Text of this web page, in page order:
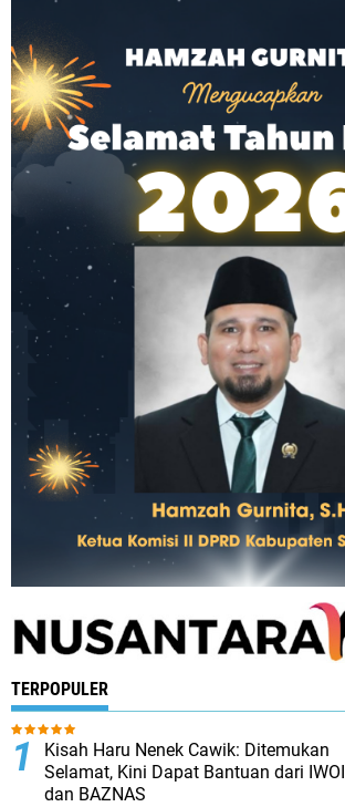
TERPOPULER
Kisah Haru Nenek Cawik: Ditemukan
Selamat, Kini Dapat Bantuan dari IWOI
dan BAZNAS